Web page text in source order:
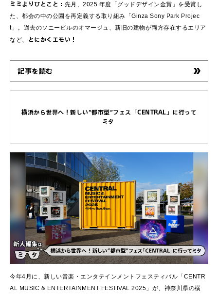
ミミよりひとこと： 先月、2025 年度「グッドデザイン金賞」を受賞し
た、都会の中の公園を再定義する取り組み「Ginza Sony Park Projec
t」。過去のソニービルのオマージュ、新旧の建物が両方存在するエリア
など、
とにかくエモい！
記事を読む
横浜から世界へ！新しい”都市型”フェス「CENTRAL」に行って
ミタ
今年4月に、新しい音楽・エンタテインメントフェスティバル「CENTR
AL MUSIC & ENTERTAINMENT FESTIVAL 2025」が、神奈川県の横